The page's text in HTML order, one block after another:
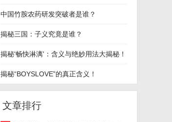
中国竹胺农药研发突破者是谁？
揭秘三国：子义究竟是谁？
揭秘'畅快淋漓'：含义与绝妙用法大揭秘！
揭秘“BOYSLOVE”的真正含义！
文章排行